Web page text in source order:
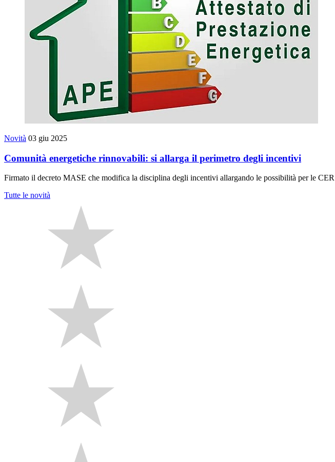
Novità 03 giu 2025
Comunità energetiche rinnovabili: si allarga il perimetro degli incentivi
Firmato il decreto MASE che modifica la disciplina degli incentivi allargando le possibilità per le CER
Tutte le novità